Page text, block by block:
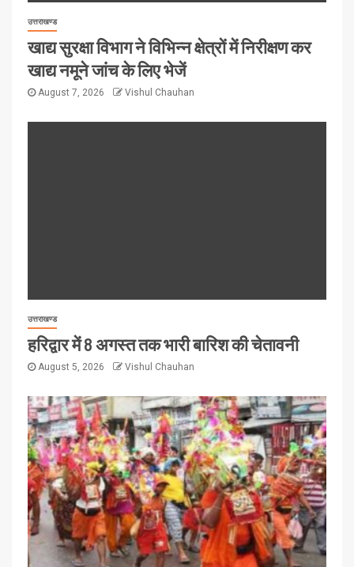
उत्तराखण्ड
खाद्य सुरक्षा विभाग ने विभिन्न क्षेत्रों में निरीक्षण कर
खाद्य नमूने जांच के लिए भेजें
August 7, 2026 Vishul Chauhan
उत्तराखण्ड
हरिद्वार में 8 अगस्त तक भारी बारिश की चेतावनी
August 5, 2026 Vishul Chauhan